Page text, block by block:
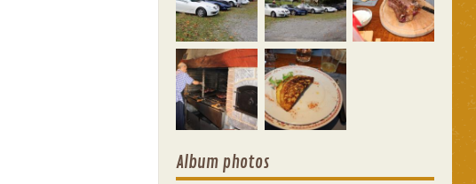
Album photos